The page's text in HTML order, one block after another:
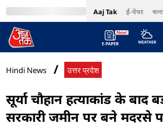
Aaj Tak ई-पेपर বাংলা
MumbaiTak Cosmopolitan
Hindi News उत्तर प्रदेश
सूर्या चौहान हत्याकांड के बाद
सरकारी जमीन पर बने मदरसे